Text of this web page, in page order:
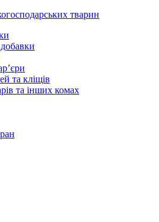
тварин
та кліщів
та інших комах